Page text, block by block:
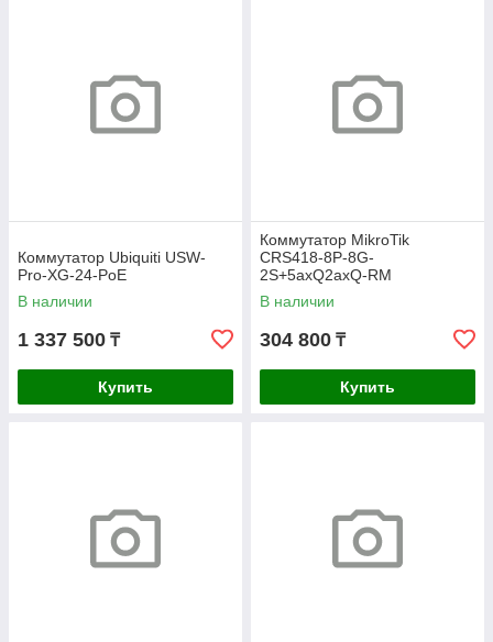
Коммутатор Ubiquiti USW-
Pro-XG-24-PoE
В наличии
1 337 500 ₸
Купить
Коммутатор MikroTik
CRS418-8P-8G-
2S+5axQ2axQ-RM
В наличии
304 800 ₸
Купить